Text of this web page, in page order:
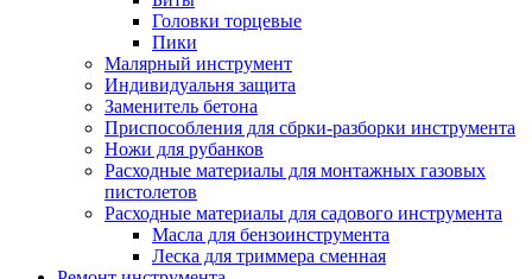
Головки торцевые
Пики
Малярный инструмент
Индивидуальня защита
Заменитель бетона
Приспособления для сбрки-разборки инструмента
Ножи для рубанков
Расходные материалы для монтажных газовых
пистолетов
Расходные материалы для садового инструмента
Масла для бензоинструмента
Леска для триммера сменная